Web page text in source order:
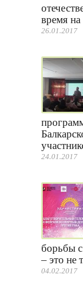
время
26.01.2017
24.01.2017
борьбы
– это не
04.02.2017